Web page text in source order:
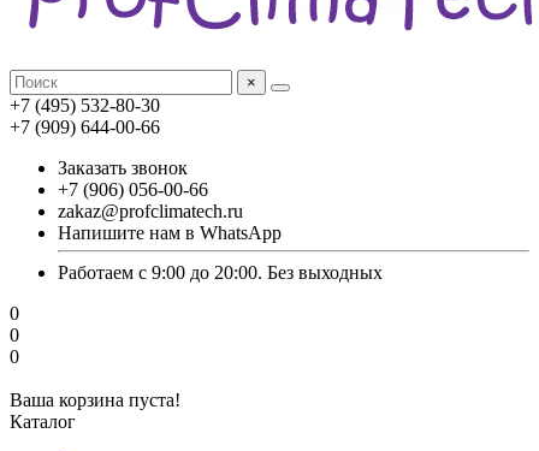
×
+7 (495) 532-80-30
+7 (909) 644-00-66
Заказать звонок
+7 (906) 056-00-66
zakaz@profclimatech.ru
Напишите нам в WhatsApp
Работаем с 9:00 до 20:00. Без выходных
0
0
0
Ваша корзина пуста!
Каталог